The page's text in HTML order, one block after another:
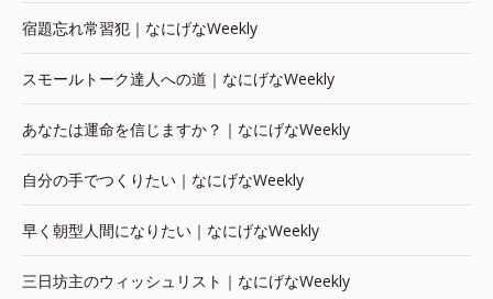
宿題忘れ常習犯｜なにげなWeekly
スモールトーク達人への道｜なにげなWeekly
あなたは運命を信じますか？｜なにげなWeekly
自分の手でつくりたい｜なにげなWeekly
早く朝型人間になりたい｜なにげなWeekly
三日坊主のウィッシュリスト｜なにげなWeekly